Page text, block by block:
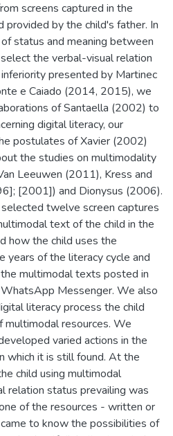
screens captured in the
provided by the child's father. In
status and meaning between
the verbal-visual relation
presented by Martinec
e Caiado (2014, 2015), we
of Santaella (2002) to
digital literacy, our
postulates of Xavier (2002)
the studies on multimodality
Leeuwen (2011), Kress and
[2001]) and Dionysus (2006).
twelve screen captures
text of the child in the
how the child uses the
years of the literacy cycle and
multimodal texts posted in
Messenger. We also
literacy process the child
resources. We
varied actions in the
which it is still found. At the
child using multimodal
relation status prevailing was
of the resources - written or
to know the possibilities of